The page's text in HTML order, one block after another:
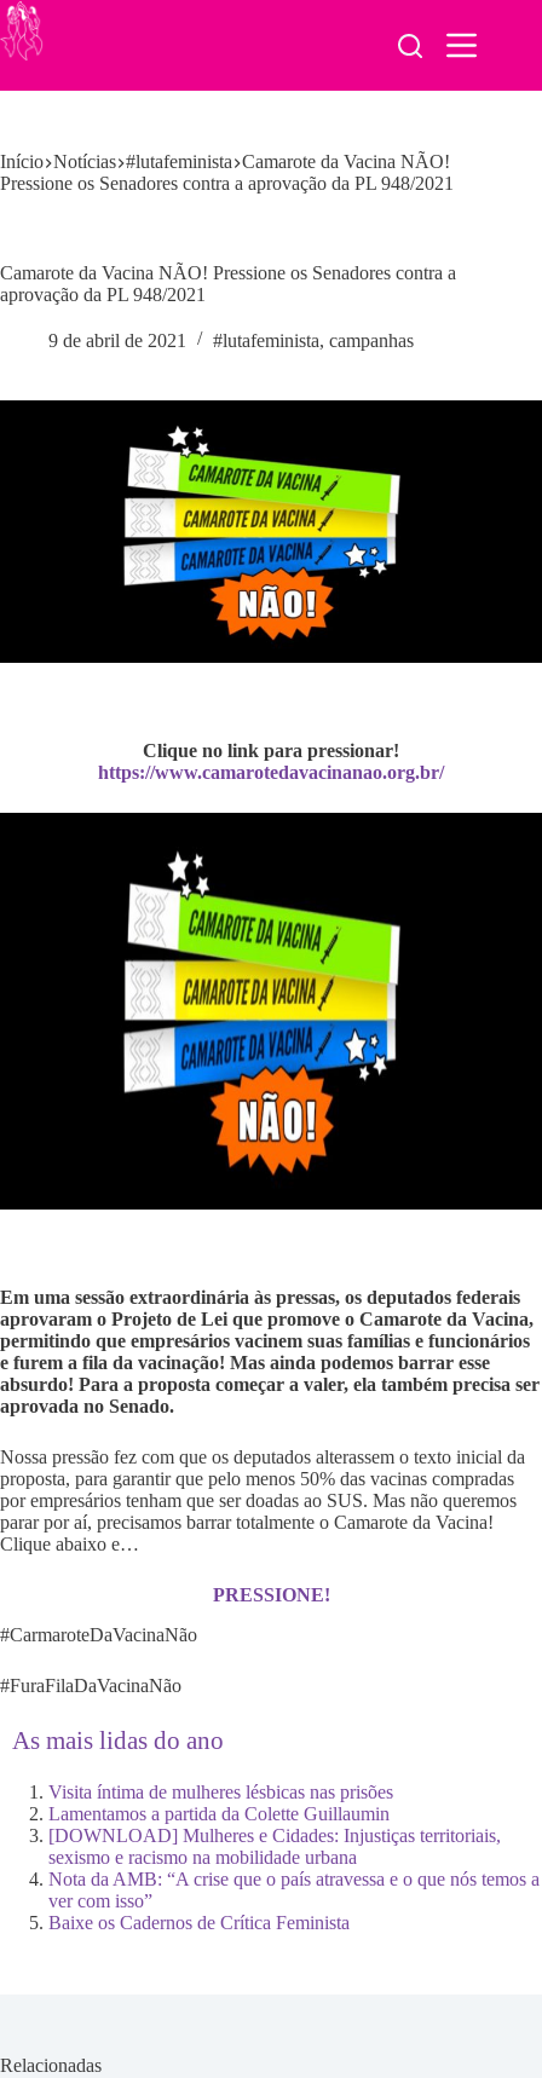
Pular
para
o
Início Notícias #lutafeminista Camarote da Vacina NÃO!
Pressione os Senadores contra a aprovação da PL 948/2021
Camarote da Vacina NÃO! Pressione os Senadores contra a
aprovação da PL 948/2021
9 de abril de 2021 #lutafeminista, campanhas
Clique no link para pressionar!
https://www.camarotedavacinanao.org.br/
Em uma sessão extraordinária às pressas, os deputados federais
aprovaram o Projeto de Lei que promove o Camarote da Vacina,
permitindo que empresários vacinem suas famílias e funcionários
e furem a fila da vacinação! Mas ainda podemos barrar esse
absurdo! Para a proposta começar a valer, ela também precisa ser
aprovada no Senado.
Nossa pressão fez com que os deputados alterassem o texto inicial da
proposta, para garantir que pelo menos 50% das vacinas compradas
por empresários tenham que ser doadas ao SUS. Mas não queremos
parar por aí, precisamos barrar totalmente o Camarote da Vacina!
Clique abaixo e…
PRESSIONE!
#CarmaroteDaVacinaNão
#FuraFilaDaVacinaNão
As mais lidas do ano
Visita íntima de mulheres lésbicas nas prisões
Lamentamos a partida da Colette Guillaumin
[DOWNLOAD] Mulheres e Cidades: Injustiças territoriais,
sexismo e racismo na mobilidade urbana
Nota da AMB: “A crise que o país atravessa e o que nós temos a
ver com isso”
Baixe os Cadernos de Crítica Feminista
Relacionadas